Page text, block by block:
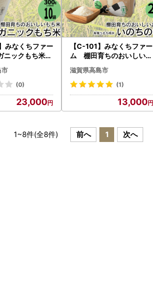
みなくちファー
ニックもち米
糯 有機もち精
2合)×10個［
品］
市
(0)
23,000
【C-101】みなくちファー
ム 棚田育ちのおいしいお
米 いのちの壱 有機うる
ち精米 2kg［高島屋選定
品］
滋賀県高島市
(1)
13,000
1~8件(全8件) 前へ 1 次へ